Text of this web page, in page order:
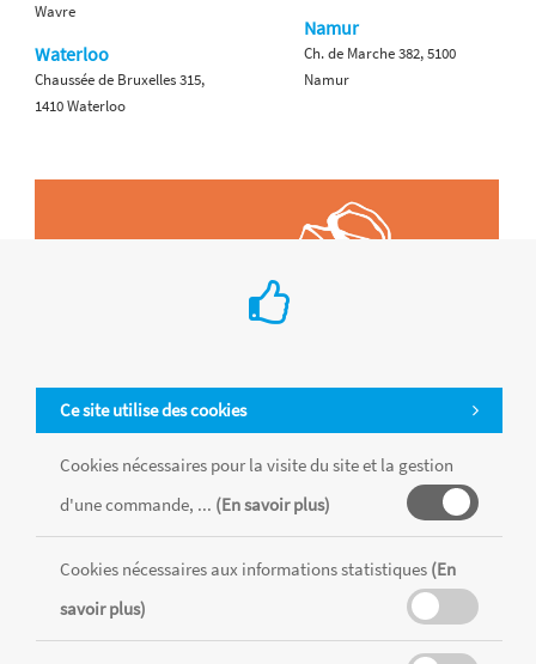
Ce site utilise des cookies
Cookies nécessaires pour la visite du site et la gestion
d'une commande, ... (En savoir plus)
Cookies nécessaires aux informations statistiques (En
savoir plus)
Wavre
Waterloo
Chaussée de Bruxelles 315,
1410 Waterloo
Namur
Ch. de Marche 382, 5100
Namur
Tous les produits sont vendus dans la limite des stocks disponibles de
chaque magasin, toutes taxes comprises.